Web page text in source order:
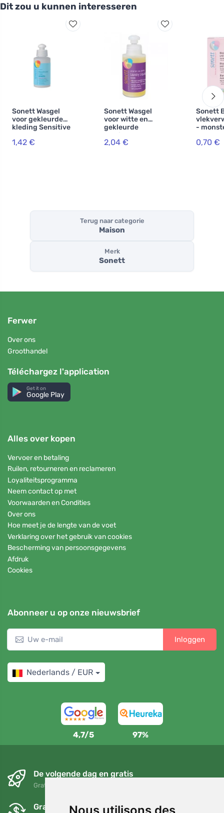
Dit zou u kunnen interesseren
Sonett Wasgel
voor gekleurde
kleding Sensitive
1,42 €
Sonett Wasgel
voor witte en
gekleurde
kleding 120 ml
2,04 €
Sonett
-
0,70 €
Terug naar categorie
Maison
Merk
Sonett
Ferwer
Over ons
Groothandel
Téléchargez l'application
Get it on
Google Play
Alles over kopen
Vervoer en betaling
Ruilen, retourneren en reclameren
Loyaliteitsprogramma
Neem contact op met
Voorwaarden en Condities
Over ons
Hoe meet je de lengte van de voet
Verklaring over het gebruik van cookies
Bescherming van persoonsgegevens
Afdruk
Cookies
Abonneer u op onze nieuwsbrief
Inloggen
Nederlands / EUR
4,7/5 97%
De volgende dag en gratis
Gratis verzending voor bestellingen boven 95 EUR
Gratis ruilen en retourneren